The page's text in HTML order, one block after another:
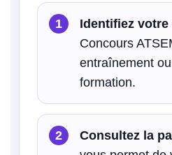
Identifiez
Concours
entraînement
formation.
Consultez la